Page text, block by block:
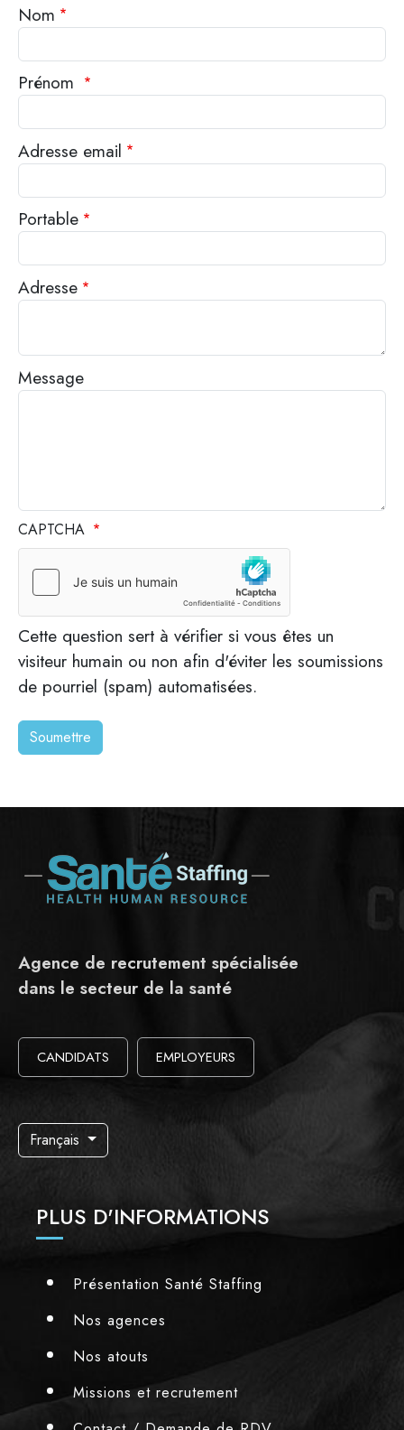
Nom
Prénom
Adresse email
Portable
Adresse
Message
CAPTCHA
Cette question sert à vérifier si vous êtes un
visiteur humain ou non afin d'éviter les soumissions
de pourriel (spam) automatisées.
Agence de recrutement spécialisée
dans le secteur de la santé
CANDIDATS EMPLOYEURS
Français
PLUS D'INFORMATIONS
Présentation Santé Staffing
Nos agences
Nos atouts
Missions et recrutement